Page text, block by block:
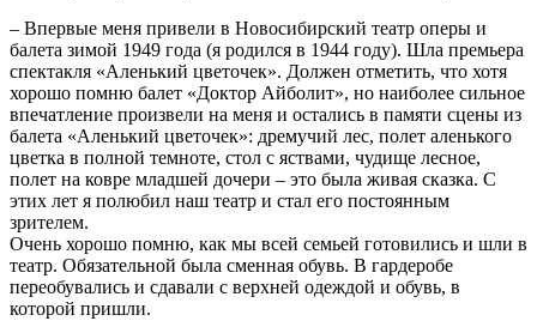
– Впервые меня привели в Новосибирский театр оперы и
балета зимой 1949 года (я родился в 1944 году). Шла премьера
спектакля «Аленький цветочек». Должен отметить, что хотя
хорошо помню балет «Доктор Айболит», но наиболее сильное
впечатление произвели на меня и остались в памяти сцены из
балета «Аленький цветочек»: дремучий лес, полет аленького
цветка в полной темноте, стол с яствами, чудище лесное,
полет на ковре младшей дочери – это была живая сказка. С
этих лет я полюбил наш театр и стал его постоянным
зрителем.
Очень хорошо помню, как мы всей семьей готовились и шли в
театр. Обязательной была сменная обувь. В гардеробе
переобувались и сдавали с верхней одеждой и обувь, в
которой пришли.